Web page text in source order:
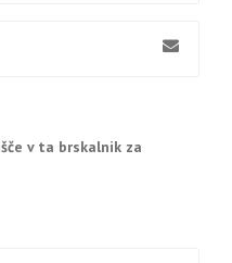
v ta brskalnik za